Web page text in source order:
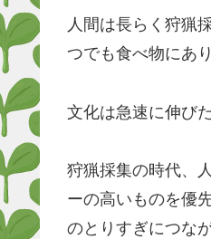
人間は長らく狩猟
つでも食べ物にあ
文化は急速に伸び
狩猟採集の時代、
ーの高いものを優
のとりすぎにつな